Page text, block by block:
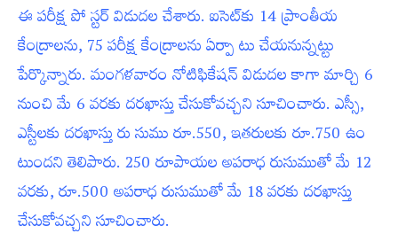
ఈ పరీక్ష పో స్టర్‌ విడుదల చేశారు. ఐసెట్‌కు 14 ప్రాంతీయ
కేంద్రాలను, 75 పరీక్ష కేంద్రాలను ఏర్పా టు చేయనున్నట్టు
పేర్కొన్నారు. మంగళవారం నోటిఫికేషన్‌ విడుదల కాగా మార్చి 6
నుంచి మే 6 వరకు దరఖాస్తు చేసుకోవచ్చని సూచించారు. ఎస్సీ,
ఎస్టీలకు దరఖాస్తు రు సుము రూ.550, ఇతరులకు రూ.750 ఉం
టుందని తెలిపారు. 250 రూపాయల అపరాధ రుసుముతో మే 12
వరకు, రూ.500 అపరాధ రుసుముతో మే 18 వరకు దరఖాస్తు
చేసుకోవచ్చని సూచించారు.